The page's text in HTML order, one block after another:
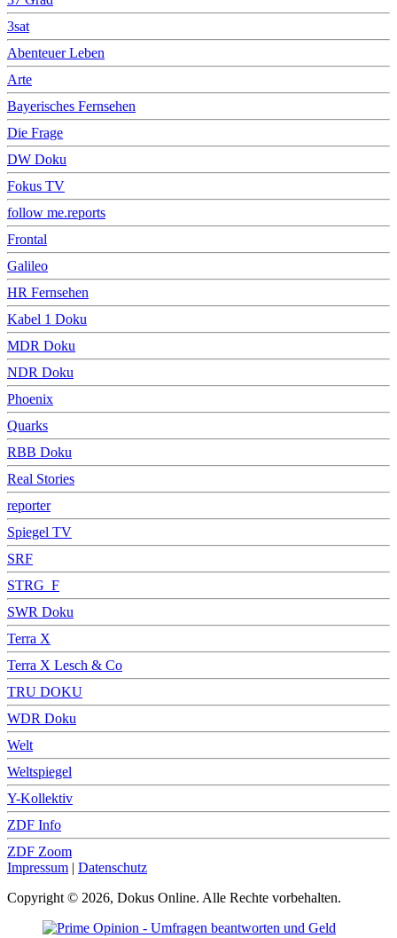
3sat
Abenteuer Leben
Arte
Bayerisches Fernsehen
Die Frage
DW Doku
Fokus TV
follow me.reports
Frontal
Galileo
HR Fernsehen
Kabel 1 Doku
MDR Doku
NDR Doku
Phoenix
Quarks
RBB Doku
Real Stories
reporter
Spiegel TV
SRF
STRG_F
SWR Doku
Terra X
Terra X Lesch & Co
TRU DOKU
WDR Doku
Welt
Weltspiegel
Y-Kollektiv
ZDF Info
ZDF Zoom
Impressum | Datenschutz
Copyright © 2026, Dokus Online. Alle Rechte vorbehalten.